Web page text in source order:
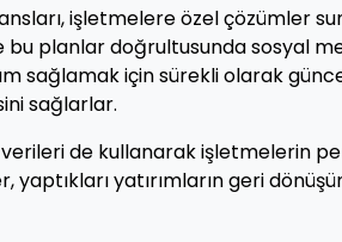
işletmelere özel çözümler
planlar doğrultusunda sosyal
sağlamak için sürekli olarak
sağlarlar.
de kullanarak işletmelerin
yatırımların geri